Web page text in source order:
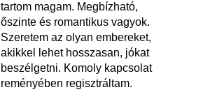
tartom magam. Megbízható,
őszinte és romantikus vagyok.
Szeretem az olyan embereket,
akikkel lehet hosszasan, jókat
beszélgetni. Komoly kapcsolat
reményében regisztráltam.